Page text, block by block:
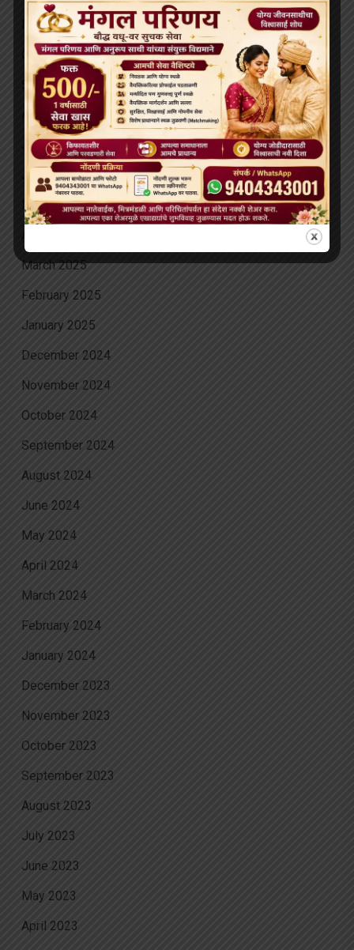
November 2025
October 2025
September 2025
August 2025
July 2025
June 2025
May 2025
March 2025
February 2025
January 2025
December 2024
November 2024
October 2024
September 2024
August 2024
June 2024
May 2024
April 2024
March 2024
February 2024
January 2024
December 2023
November 2023
October 2023
September 2023
August 2023
July 2023
June 2023
May 2023
April 2023